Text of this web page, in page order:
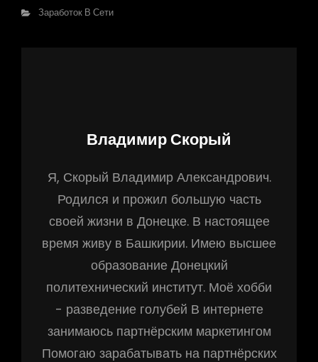
Заработок В Сети
Владимир Скорый
Я, Скорый Владимир Александрович.
Родился и прожил большую часть
своей жизни в Донецке. В настоящее
время живу в Башкирии. Имею высшее
образование Донецкий
политехнический институт. Моё хобби
- разведение голубей В интернете
занимаюсь партнёрским маркетингом
Помогаю зарабатывать на партнёрских